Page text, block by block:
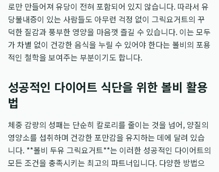
로만 만들어져 유당이 전혀 포함되어 있지 않습니다. 따라서 유
당불내증이 있는 사람들도 아무런 걱정 없이 그릭요거트의 꾸
덕한 질감과 풍부한 영양을 마음껏 즐길 수 있습니다. 이는 모두
가 차별 없이 건강한 음식을 누릴 수 있어야 한다는 볼비의 포용
적인 철학을 보여주는 부분이기도 합니다.
성공적인 다이어트 식단을 위한 볼비 활용
법
체중 감량의 성패는 단순히 칼로리를 줄이는 것을 넘어, 양질의
영양소를 섭취하며 건강한 포만감을 유지하는 데에 달려 있습
니다. **볼비 두유 그릭요거트**는 이러한 성공적인 다이어트의
모든 조건을 충족시키는 최고의 파트너입니다. 다양한 방법으